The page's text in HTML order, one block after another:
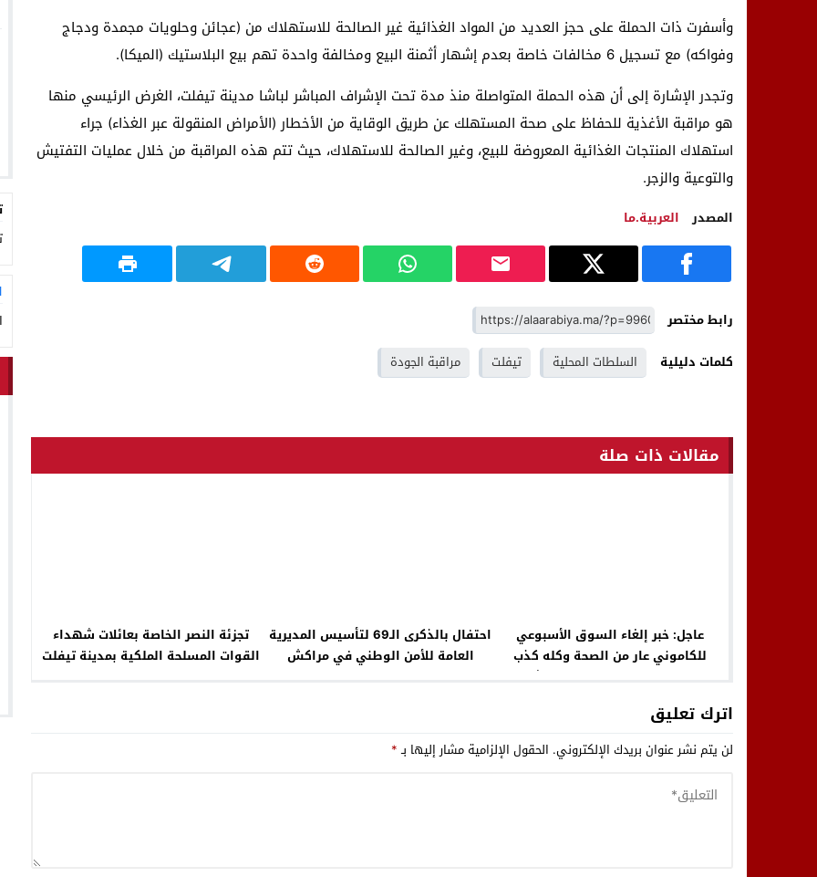
وأسفرت ذات الحملة على حجز العديد من المواد الغذائية غير الصالحة للاستهلاك من (عجائن وحلويات مجمدة ودجاج
وفواكه) مع تسجيل 6 مخالفات خاصة بعدم إشهار أثمنة البيع ومخالفة واحدة تهم بيع البلاستيك (الميكا).
وتجدر الإشارة إلى أن هذه الحملة المتواصلة منذ مدة تحت الإشراف المباشر لباشا مدينة تيفلت، الغرض الرئيسي منها
هو مراقبة الأغذية للحفاظ على صحة المستهلك عن طريق الوقاية من الأخطار (الأمراض المنقولة عبر الغذاء) جراء
استهلاك المنتجات الغذائية المعروضة للبيع، وغير الصالحة للاستهلاك، حيث تتم هذه المراقبة من خلال عمليات التفتيش
والتوعية والزجر.
المصدر العربية.ما
رابط مختصر
كلمات دليلية
السلطات المحلية تيفلت مراقبة الجودة
مقالات ذات صلة
عاجل: خبر إلغاء السوق الأسبوعي
للكاموني عار من الصحة وكله كذب
وبهتان.. وجريدة العربية تنشر
احتفال بالذكرى الـ69 لتأسيس المديرية
العامة للأمن الوطني في مراكش
تجزئة النصر الخاصة بعائلات شهداء
القوات المسلحة الملكية بمدينة تيفلت
اترك تعليق
لن يتم نشر عنوان بريدك الإلكتروني. الحقول الإلزامية مشار إليها بـ*